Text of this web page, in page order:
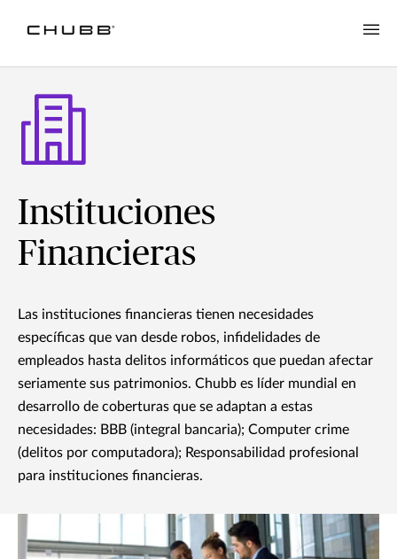
Instituciones
Financieras
Las instituciones financieras tienen necesidades
específicas que van desde robos, infidelidades de
empleados hasta delitos informáticos que puedan afectar
seriamente sus patrimonios. Chubb es líder mundial en
desarrollo de coberturas que se adaptan a estas
necesidades: BBB (integral bancaria); Computer crime
(delitos por computadora); Responsabilidad profesional
para instituciones financieras.